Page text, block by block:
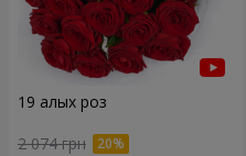
19 алых роз
2 074 грн